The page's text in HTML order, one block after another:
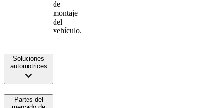
de
montaje
del
vehículo.
Soluciones
automotrices
Partes del